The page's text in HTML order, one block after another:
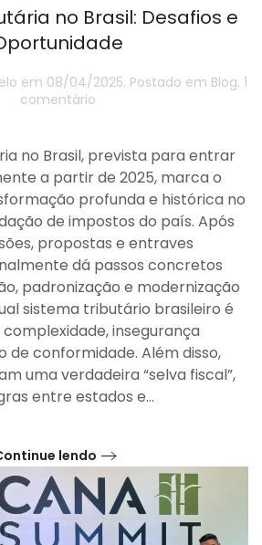
no Brasil: Desafios e
em 08/04/2025. Postado em Blog. 1
comentárioem
no
Brasil:
Desafios
e
Oportunidade
no Brasil, prevista para entrar
a partir de 2025, marca o
profunda e histórica no
de impostos do país. Após
propostas e entraves
dá passos concretos
padronização e modernização
sistema tributário brasileiro é
insegurança
de conformidade. Além disso,
uma verdadeira “selva fiscal”,
entre estados e...
lendo